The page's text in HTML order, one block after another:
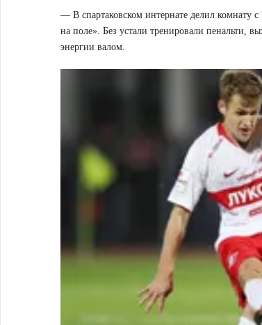
— В спартаковском интернате делил комнату
на поле». Без устали тренировали пенальти,
энергии валом.